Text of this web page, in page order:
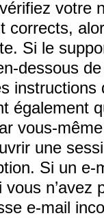
votre
corrects,
Si le
dessous
également
vous-
une
Si un
n’avez
e-mail